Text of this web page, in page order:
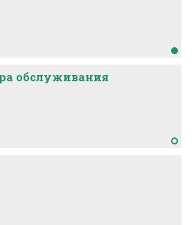
обслуживания